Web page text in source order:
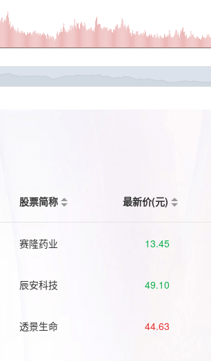
股票简称 最新价(元)
赛隆药业 13.45
辰安科技 49.10
透景生命 44.63